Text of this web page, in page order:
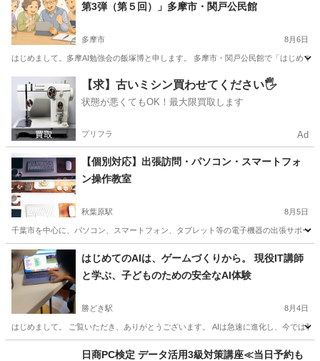
第3弾（第５回）」多摩市・関戸公民館
多摩市 8月6日
はじめまして。多摩AI勉強会の飯塚博と申します。 多摩市・関戸公民館で「はじめ
東京 多摩市 その他 公民館
【求】古いミシン買わせてください🖐️
状態が悪くてもOK！最大限買取します
プリフラ Ad
【個別対応】出張訪問・パソコン・スマートフォ
ン操作教室
秋葉原駅 8月5日
千葉市を中心に、パソコン、スマートフォン、タブレット等の電子機器の出張サポー
東京 千代田区 秋葉原駅 Windows総合 千葉 千葉市
Windows総合 タブレット
はじめてのAIは、ゲームづくりから。 現役IT講師
と学ぶ、子どものための安全なAI体験
勝どき駅 8月4日
はじめまして。 ご覧いただき、ありがとうございます。 AIは急速に進化し、今では
勝どき駅 パソコン 子ども
日商PC検定 データ活用3級対策講座≪当日予約も